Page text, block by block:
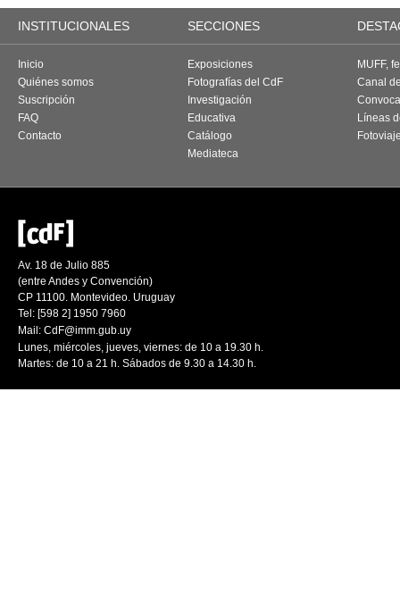
INSTITUCIONALES SECCIONES
Inicio
Quiénes somos
Suscripción
FAQ
Contacto
Exposiciones
Fotografías del CdF
Investigación
Educativa
Catálogo
Mediateca
MUFF,
Canal
Líneas
Av. 18 de Julio 885
(entre Andes y Convención)
CP 11100. Montevideo. Uruguay
Tel: [598 2] 1950 7960
Mail: CdF@imm.gub.uy
Lunes, miércoles, jueves, viernes: de 10 a 19.30 h.
Martes: de 10 a 21 h. Sábados de 9.30 a 14.30 h.